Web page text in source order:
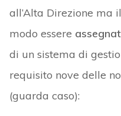
all’Alta Direzione ma
modo essere
di un sistema di
requisito nove delle
(guarda caso):